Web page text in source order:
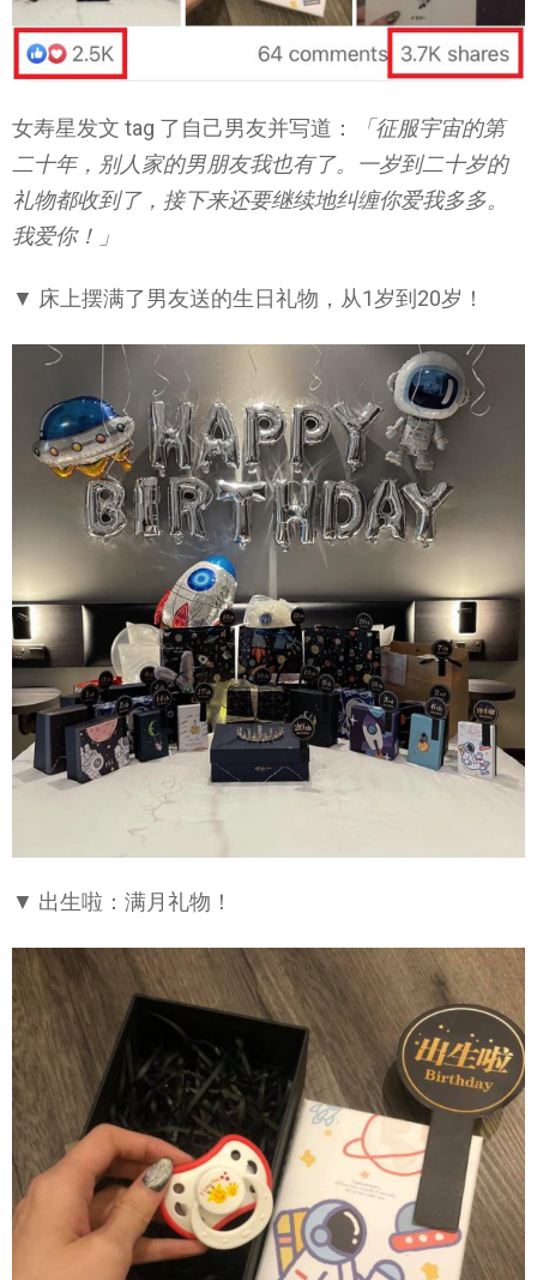
女寿星发文 tag 了自己男友并写道：
「征服宇宙的第
二十年，别人家的男朋友我也有了。一岁到二十岁的
礼物都收到了，接下来还要继续地纠缠你爱我多多。
我爱你！」
▼ 床上摆满了男友送的生日礼物，从1岁到20岁！
▼ 出生啦：满月礼物！